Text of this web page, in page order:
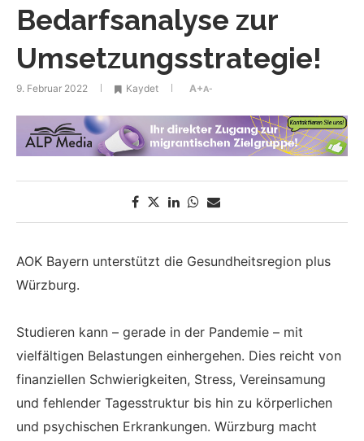
Bedarfsanalyse zur
Umsetzungsstrategie!
9. Februar 2022 Kaydet A+A-
AOK Bayern unterstützt die Gesundheitsregion plus
Würzburg.
Studieren kann – gerade in der Pandemie – mit
vielfältigen Belastungen einhergehen. Dies reicht von
finanziellen Schwierigkeiten, Stress, Vereinsamung
und fehlender Tagesstruktur bis hin zu körperlichen
und psychischen Erkrankungen. Würzburg macht